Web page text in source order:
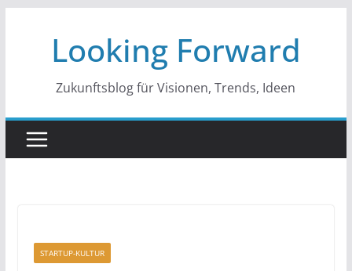
springenLooking Forward
Zukunftsblog für Visionen, Trends, Ideen
STARTUP-KULTUR